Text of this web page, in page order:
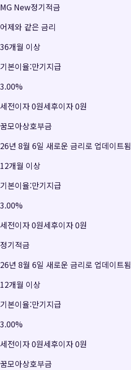
MG New정기적금
어제와 같은 금리
36개월 이상
기본이율:만기지급
3.00%
세전이자0원세후이자0원
꿈모아상호부금
26년 8월 6일 새로운 금리로 업데이트됨
12개월 이상
기본이율:만기지급
3.00%
세전이자0원세후이자0원
정기적금
26년 8월 6일 새로운 금리로 업데이트됨
12개월 이상
기본이율:만기지급
3.00%
세전이자0원세후이자0원
꿈모아상호부금